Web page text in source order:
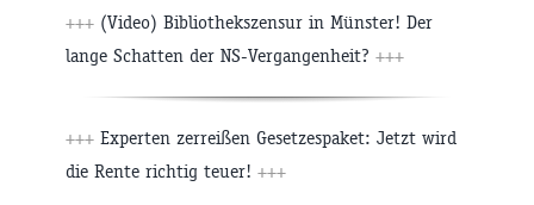
+++ (Video) Bibliothekszensur in Münster! Der
lange Schatten der NS-Vergangenheit? +++
+++ Experten zerreißen Gesetzespaket: Jetzt wird
die Rente richtig teuer! +++